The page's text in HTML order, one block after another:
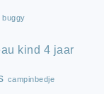
buggy
kind 4 jaar
campinbedje